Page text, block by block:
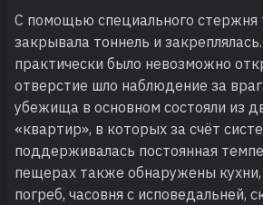
С помощью специального стержня
закрывала тоннель и
практически было невозможно
отверстие шло наблюдение за
убежища в основном состояли из
«квартир», в которых за счёт
поддерживалась постоянная
пещерах также обнаружены
погреб, часовня с исповедальней,